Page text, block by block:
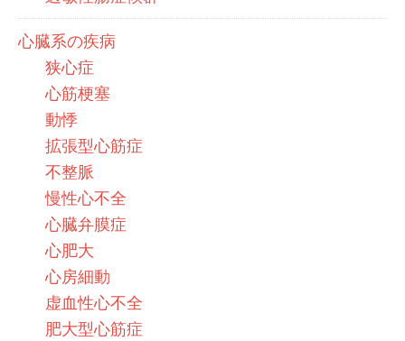
心臓系の疾病
狭心症
心筋梗塞
動悸
拡張型心筋症
不整脈
慢性心不全
心臓弁膜症
心肥大
心房細動
虚血性心不全
肥大型心筋症